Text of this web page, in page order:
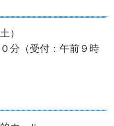
）
分（受付：午前９時